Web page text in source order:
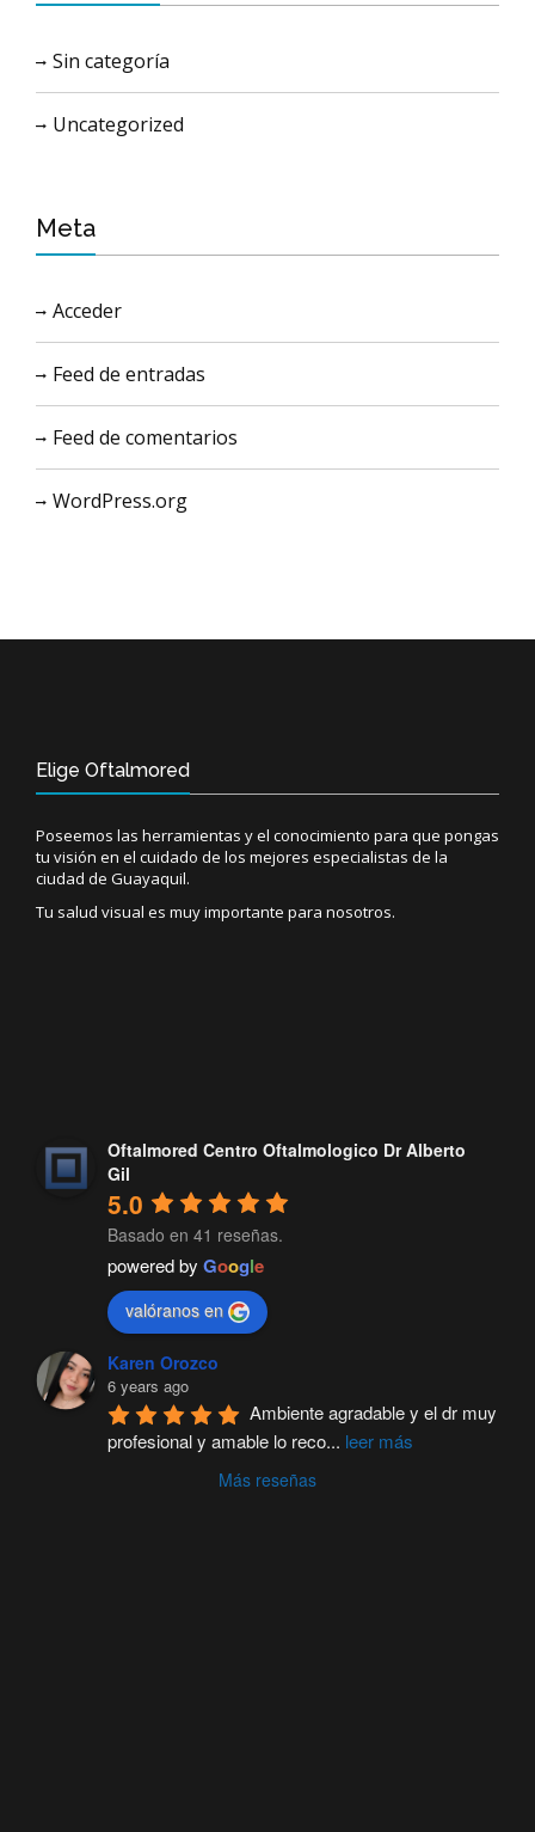
Sin categoría
Uncategorized
Meta
Acceder
Feed de entradas
Feed de comentarios
WordPress.org
Elige Oftalmored
Poseemos las herramientas y el conocimiento para que pongas
tu visión en el cuidado de los mejores especialistas de la
ciudad de Guayaquil.
Tu salud visual es muy importante para nosotros.
Oftalmored Centro Oftalmologico Dr Alberto
Gil
5.0
Basado en 41 reseñas.
powered by Google
valóranos en
Karen Orozco
6 years ago
Ambiente agradable y el dr muy
profesional y amable lo reco... leer más
Más reseñas